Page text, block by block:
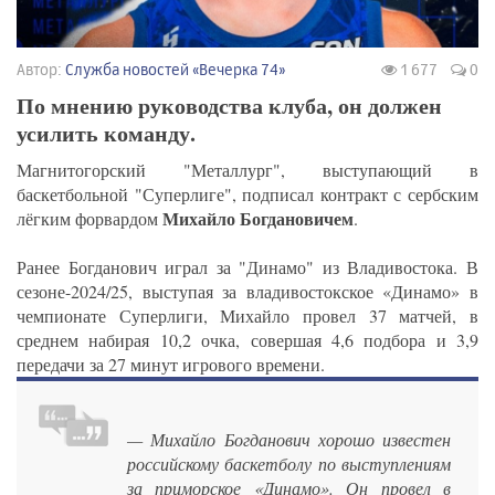
Автор: Служба новостей «Вечерка 74» 1 677 0
По мнению руководства клуба, он должен
усилить команду.
Магнитогорский "Металлург", выступающий в
баскетбольной "Суперлиге", подписал контракт с сербским
лёгким форвардомМихайло Богдановичем.
Ранее Богданович играл за "Динамо" из Владивостока. В
сезоне-2024/25, выступая за владивостокское «Динамо» в
чемпионате Суперлиги, Михайло провел 37 матчей, в
среднем набирая 10,2 очка, совершая 4,6 подбора и 3,9
передачи за 27 минут игрового времени.
— Михайло Богданович хорошо известен
российскому баскетболу по выступлениям
за приморское «Динамо». Он провел в